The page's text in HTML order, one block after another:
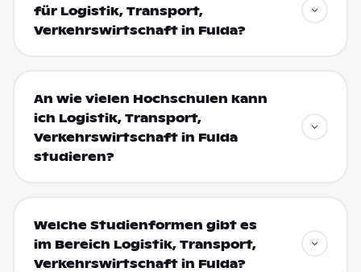
für Logistik, Transport,
Verkehrswirtschaft in Fulda?
An wie vielen Hochschulen kann
ich Logistik, Transport,
Verkehrswirtschaft in Fulda
studieren?
Welche Studienformen gibt es
im Bereich Logistik, Transport,
Verkehrswirtschaft in Fulda?